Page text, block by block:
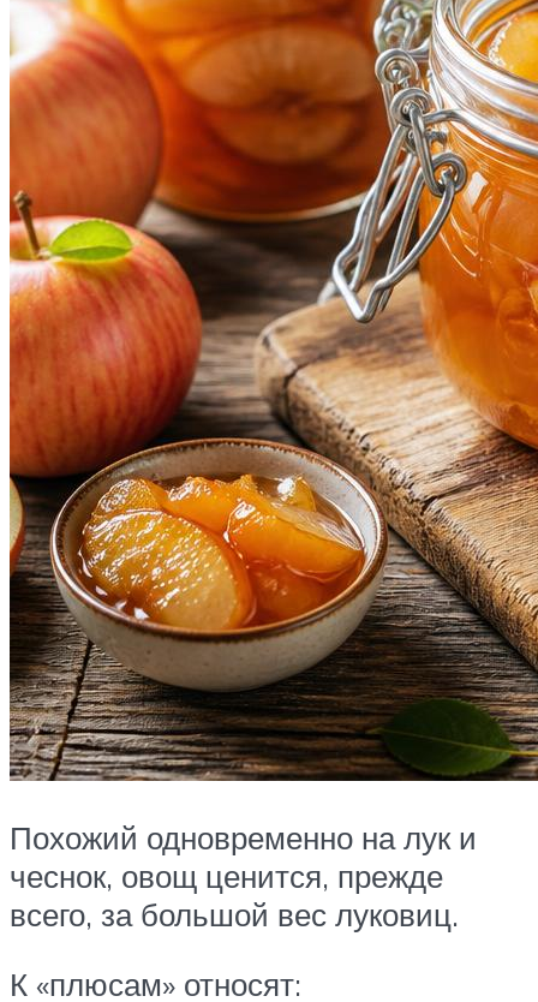
Похожий одновременно на лук и
чеснок, овощ ценится, прежде
всего, за большой вес луковиц.
К «плюсам» относят: